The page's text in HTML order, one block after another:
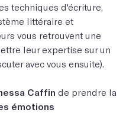
techniques d'écriture,
littéraire et
vous retrouvent une
leur expertise sur un
avec vous ensuite).
Caffin de prendre la
émotions